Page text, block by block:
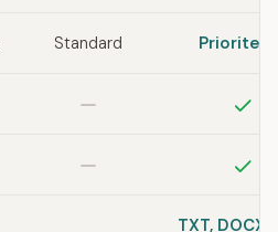
Standard
TXT, DOCX,